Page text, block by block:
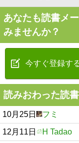
あなたも読書メ
みませんか？
今すぐ登録す
読みおわった読
10月25日 フミ
12月11日 H Tadao